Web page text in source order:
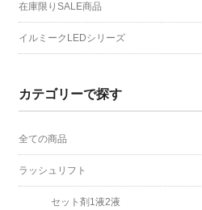
在庫限りSALE商品
イルミークLEDシリーズ
カテゴリーで探す
全ての商品
ラッシュリフト
セット剤1液2液